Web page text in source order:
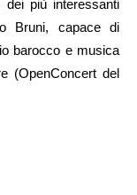
dei più interessanti
Bruni, capace di
barocco e musica
(OpenConcert del